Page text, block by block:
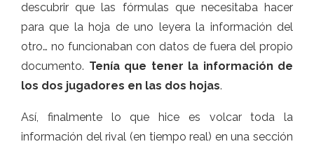
descubrir que las fórmulas que necesitaba hacer
para que la hoja de uno leyera la información del
otro… no funcionaban con datos de fuera del propio
documento. Tenía que tener la información de
los dos jugadores en las dos hojas.
Así, finalmente lo que hice es volcar toda la
información del rival (en tiempo real) en una sección